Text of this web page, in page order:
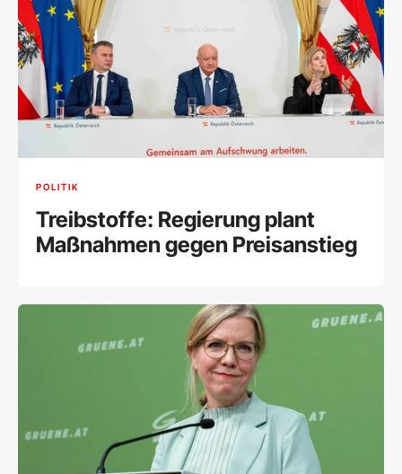
POLITIK
Treibstoffe: Regierung plant
Maßnahmen gegen Preisanstieg